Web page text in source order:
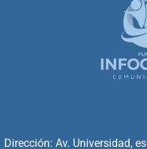
Dirección: Av. Universidad,